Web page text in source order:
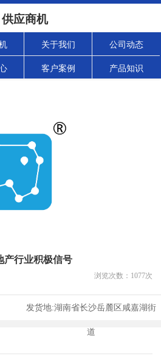
供应商机
关于我们 公司动态
客户案例 产品知识
产行业积极信号
浏览次数： 1077次
发货地:湖南省长沙岳麓区咸嘉湖街
道